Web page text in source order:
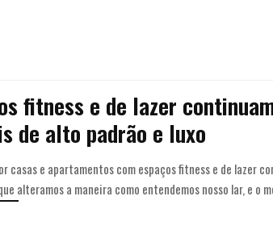
fitness e de lazer
de alto padrão e luxo
casas e apartamentos com espaços fitness e de lazer
alteramos a maneira como entendemos nosso lar, e o